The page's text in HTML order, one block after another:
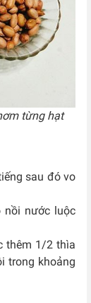
từng hạt
sau đó vo
nồi nước luộc
thêm 1/2 thìa
trong khoảng